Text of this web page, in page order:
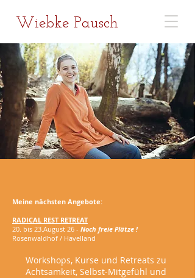
Wiebke Pausch
Meine nächsten Angebote:
RADICAL REST RETREAT
20. bis 23.August 26 - Noch freie Plätze !
Rosenwaldhof / Havelland
Workshops, Kurse und Retreats zu
Achtsamkeit, Selbst-Mitgefühl und